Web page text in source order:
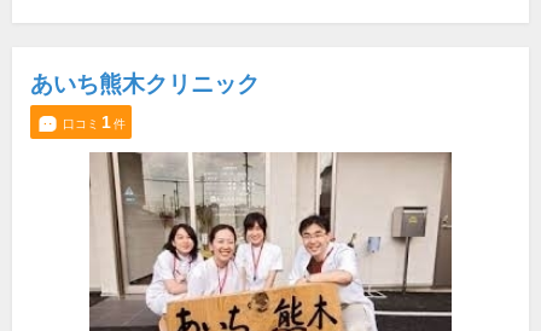
あいち熊木クリニック
口コミ 1件